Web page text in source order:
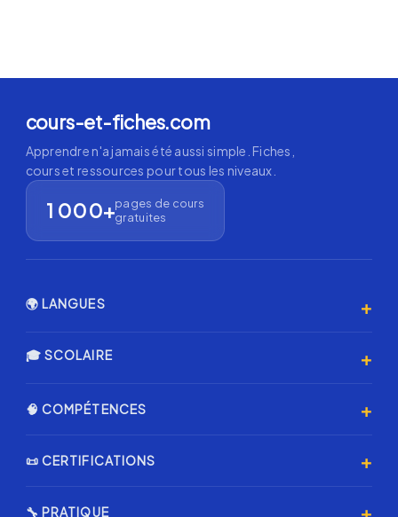
cours-et-fiches.com
Apprendre n'a jamais été aussi simple. Fiches,
cours et ressources pour tous les niveaux.
1 000+pages de cours
gratuites
🌍 LANGUES +
Anglais 🇬🇧
Allemand 🇩🇪
Japonais 🇯🇵
🎓 SCOLAIRE +
Lycée
🧠 COMPÉTENCES +
Musique & Chant
📜 CERTIFICATIONS +
🔧 PRATIQUE +